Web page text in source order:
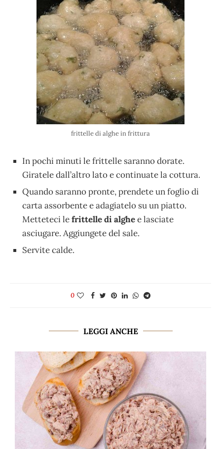
frittelle di alghe in frittura
In pochi minuti le frittelle saranno dorate.
Giratele dall’altro lato e continuate la cottura.
Quando saranno pronte, prendete un foglio di
carta assorbente e adagiatelo su un piatto.
Metteteci lefrittelle di alghee lasciate
asciugare. Aggiungete del sale.
Servite calde.
0
LEGGI ANCHE